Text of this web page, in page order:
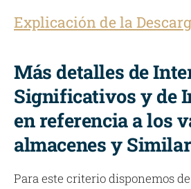
Explicación de la
Más detalles de
Significativos y de
en referencia a los
almacenes y
Para este criterio disponemos